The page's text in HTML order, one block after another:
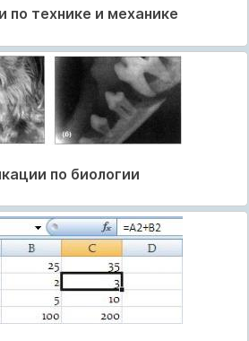
по технике и механике
по биологии